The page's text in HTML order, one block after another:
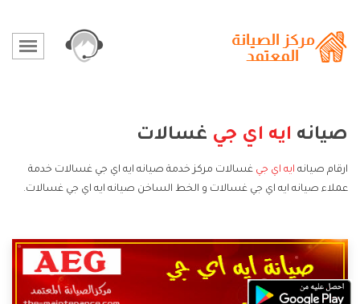
صيانه ايه اي جي غسالات
ارقام صيانه ايه اي جي غسالات مركز خدمة صيانه ايه اي جي غسالات خدمة
عملاء صيانه ايه اي جي غسالات و الخط الساخن صيانه ايه اي جي غسالات.